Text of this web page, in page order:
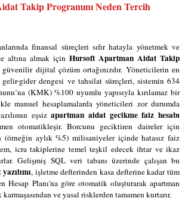
Takip Programını Neden Tercih
finansal süreçleri sıfır hatayla yönetmek ve
altına almak için Hursoft Apartman Aidat Takip
güvenilir dijital çözüm ortağınızdır. Yöneticilerin en
gider dengesi ve tahsilat süreçleri, sistemin 634
(KMK) %100 uyumlu yapısıyla kırılamaz bir
manuel hesaplamalarda yöneticileri zor durumda
eşsizapartman aidat gecikme faiz hesabı
otomatikleşir. Borcunu geciktiren daireler için
(örneğin aylık %5) milisaniyeler içinde hatasız faiz
icra takiplerine temel teşkil edecek ihtar ve ikaz
Gelişmiş SQL veri tabanı üzerinde çalışan bu
, işletme defterinden kasa defterine kadar tüm
Hesap Planı'na göre otomatik oluşturarak apartman
ve yasal risklerden tamamen kurtarır.